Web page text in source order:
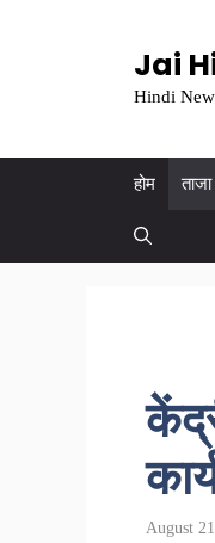
Jai
Hindi
होम
August